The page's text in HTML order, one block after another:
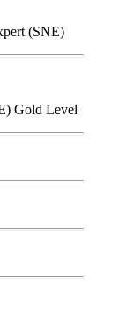
(SNE)
Gold Level